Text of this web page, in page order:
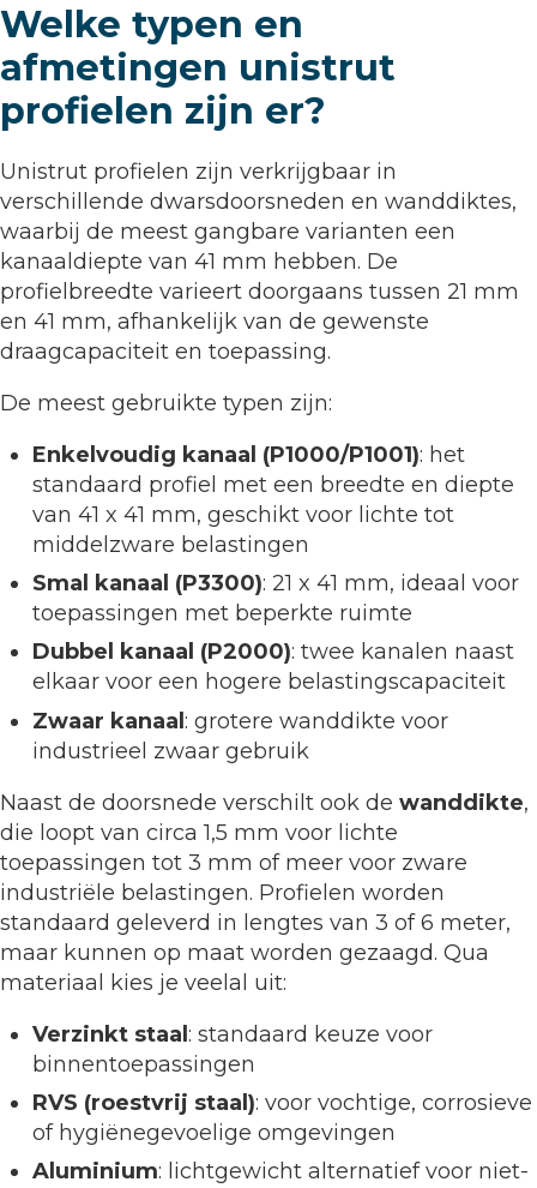
Welke typen en
afmetingen unistrut
profielen zijn er?
Unistrut profielen zijn verkrijgbaar in
verschillende dwarsdoorsneden en wanddiktes,
waarbij de meest gangbare varianten een
kanaaldiepte van 41 mm hebben. De
profielbreedte varieert doorgaans tussen 21 mm
en 41 mm, afhankelijk van de gewenste
draagcapaciteit en toepassing.
De meest gebruikte typen zijn:
Enkelvoudig kanaal (P1000/P1001): het
standaard profiel met een breedte en diepte
van 41 x 41 mm, geschikt voor lichte tot
middelzware belastingen
Smal kanaal (P3300): 21 x 41 mm, ideaal voor
toepassingen met beperkte ruimte
Dubbel kanaal (P2000): twee kanalen naast
elkaar voor een hogere belastingscapaciteit
Zwaar kanaal: grotere wanddikte voor
industrieel zwaar gebruik
Naast de doorsnede verschilt ook de wanddikte,
die loopt van circa 1,5 mm voor lichte
toepassingen tot 3 mm of meer voor zware
industriële belastingen. Profielen worden
standaard geleverd in lengtes van 3 of 6 meter,
maar kunnen op maat worden gezaagd. Qua
materiaal kies je veelal uit:
Verzinkt staal: standaard keuze voor
binnentoepassingen
RVS (roestvrij staal): voor vochtige, corrosieve
of hygiënegevoelige omgevingen
Aluminium: lichtgewicht alternatief voor niet-